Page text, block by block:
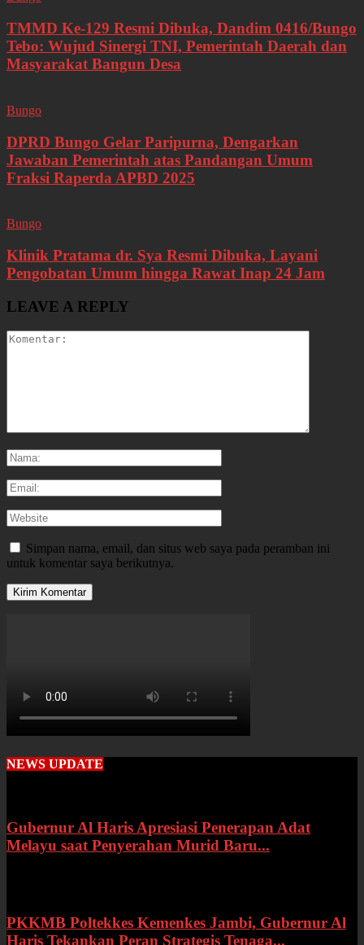
TMMD Ke-129 Resmi Dibuka, Dandim 0416/Bungo
Tebo: Wujud Sinergi TNI, Pemerintah Daerah dan
Masyarakat Bangun Desa
Bungo
DPRD Bungo Gelar Paripurna, Dengarkan
Jawaban Pemerintah atas Pandangan Umum
Fraksi Raperda APBD 2025
Bungo
Klinik Pratama dr. Sya Resmi Dibuka, Layani
Pengobatan Umum hingga Rawat Inap 24 Jam
LEAVE A REPLY
Simpan nama, email, dan situs web saya pada peramban ini
untuk komentar saya berikutnya.
NEWS UPDATE
Gubernur Al Haris Apresiasi Penerapan Adat
Melayu saat Penyerahan Murid Baru...
PKKMB Poltekkes Kemenkes Jambi, Gubernur Al
Haris Tekankan Peran Strategis Tenaga...